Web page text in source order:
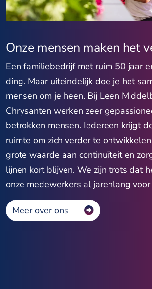
Onze mensen maken het
Een familiebedrijf met ruim 50 jaar
ding. Maar uiteindelijk doe je het
mensen om je heen. Bij Leen
Chrysanten werken zeer
betrokken mensen. Iedereen krijgt
ruimte om zich verder te
grote waarde aan continuïteit en
lijnen kort blijven. We zijn trots dat
onze medewerkers al jarenlang
Meer over ons